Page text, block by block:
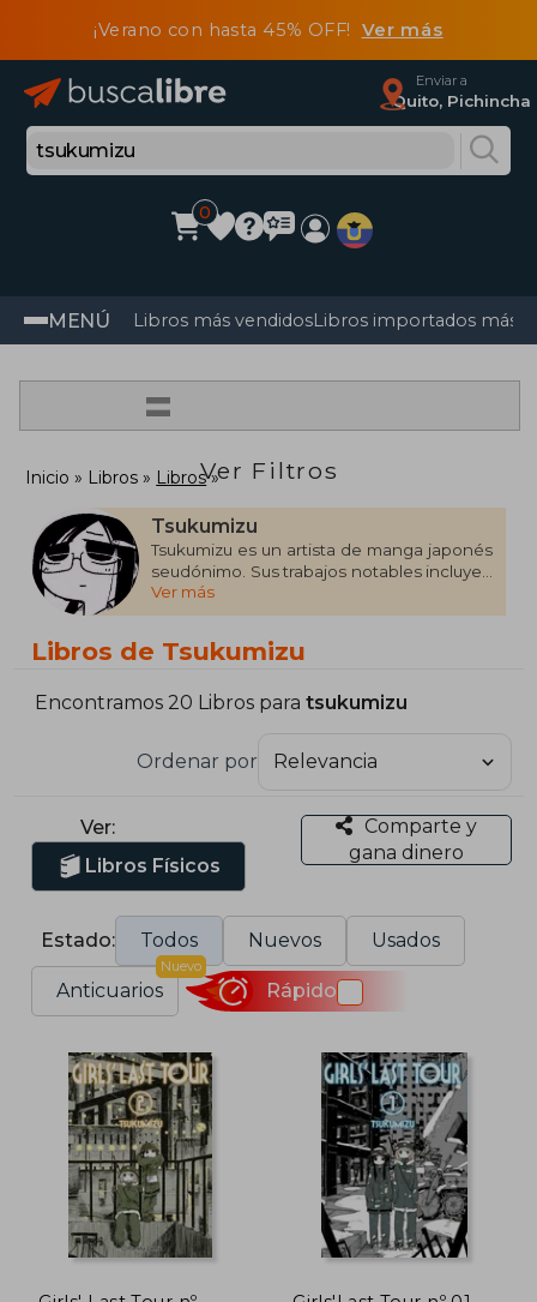
¡Verano con hasta 45% OFF! Ver más
Enviar a
Quito, Pichincha
0
MENÚ Libros más vendidosLibros importados más
=
Ver Filtros
Inicio Libros Libros
Tsukumizu
Tsukumizu es un artista de manga japonés
seudónimo. Sus trabajos notables incluyen
el manga post-apocalíptico iyashikei Girls'
Last Tour y el manga de comedia
Simulación.
Ver más
Libros de Tsukumizu
Encontramos 20 Libros paratsukumizu
Ordenar por
Ver:
Libros Físicos
Comparte y
gana dinero
Estado: Todos Nuevos Usados
Anticuarios
Nuevo
Rápido